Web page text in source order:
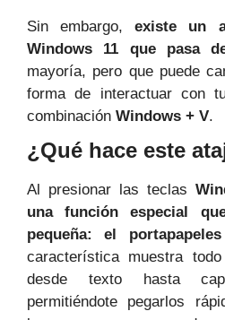
Sin embargo,existe un
Windows 11 que pasa
mayoría, pero que puede
forma de interactuar con
combinación Windows + V.
¿Qué hace este
Al presionar las teclas
una función especial
pequeña: el
característica muestra
desde texto hasta
permitiéndote pegarlos